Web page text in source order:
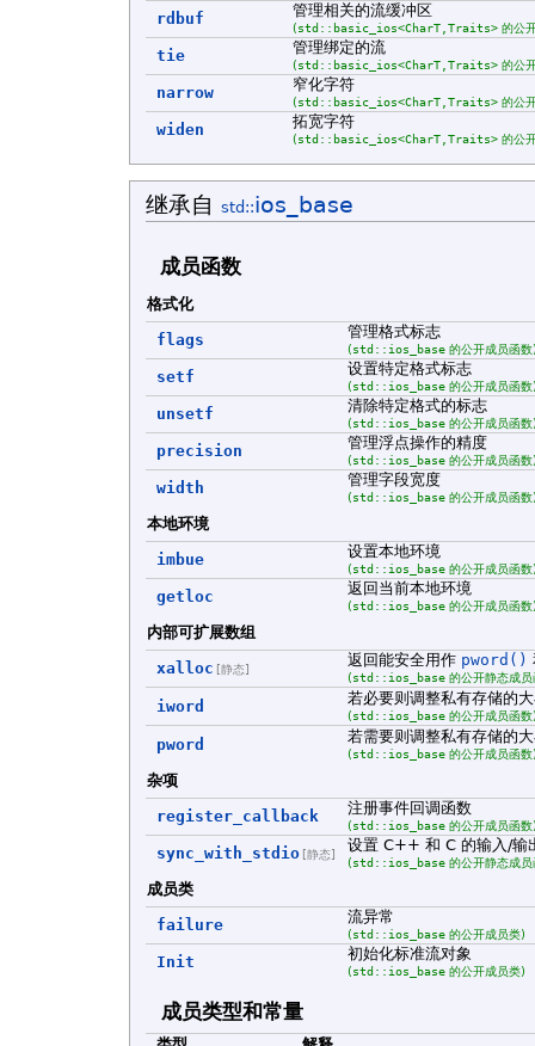
rdbuf 管理相关的流缓冲区
(std::basic_ios<CharT,Traits> 的公
tie 管理绑定的流
(std::basic_ios<CharT,Traits> 的公
narrow 窄化字符
(std::basic_ios<CharT,Traits> 的公
widen 拓宽字符
(std::basic_ios<CharT,Traits> 的公
继承自 std::ios_base
成员函数
格式化
flags
管理格式标志
(std::ios_base 的公开成员函
setf 设置特定格式标志
(std::ios_base 的公开成员函
unsetf 清除特定格式的标志
(std::ios_base 的公开成员函
precision 管理浮点操作的精度
(std::ios_base 的公开成员函
width 管理字段宽度
(std::ios_base 的公开成员函
本地环境
imbue
设置本地环境
(std::ios_base 的公开成员函
getloc 返回当前本地环境
(std::ios_base 的公开成员函
内部可扩展数组
xalloc [静态] 返回能安全用作 pword()
(std::ios_base 的公开静态成
iword 若必要则调整私有存储的
(std::ios_base 的公开成员函
pword 若需要则调整私有存储的
(std::ios_base 的公开成员函
杂项
register_callback
注册事件回调函数
(std::ios_base 的公开成员函
sync_with_stdio [静态] 设置 C++ 和 C 的输入/输
(std::ios_base 的公开静态成
成员类
failure
流异常
(std::ios_base 的公开成员类)
Init 初始化标准流对象
(std::ios_base 的公开成员类)
成员类型和常量